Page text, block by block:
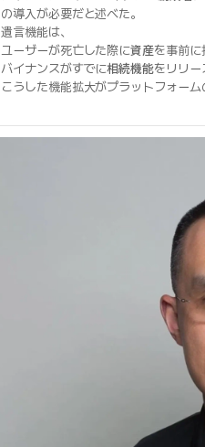
の導入が必要だと述べた。
遺言機能は、
ユーザーが死亡した際に資産を事前に
バイナンスがすでに相続機能をリリー
こうした機能拡大がプラットフォー